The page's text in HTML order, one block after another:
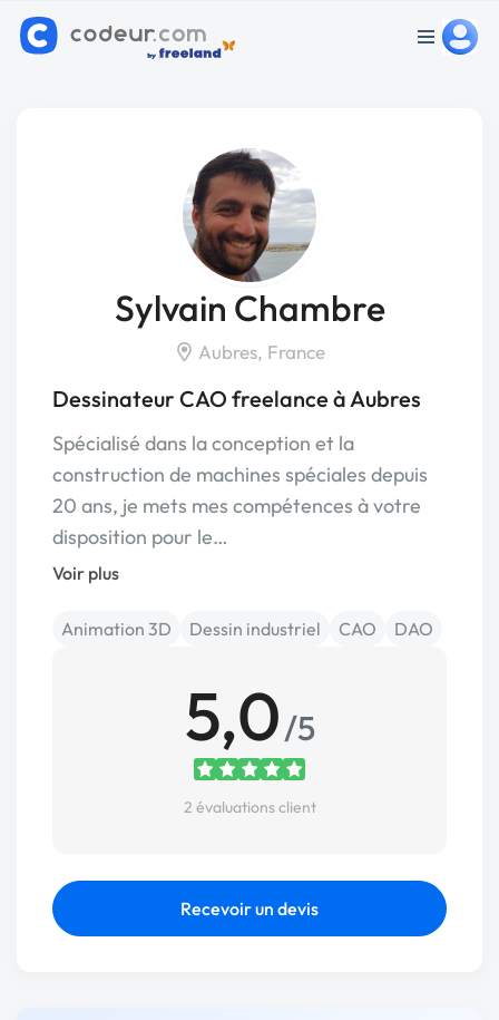
Sylvain Chambre
Aubres, France
Dessinateur CAO freelance à Aubres
Spécialisé dans la conception et la
construction de machines spéciales depuis
20 ans, je mets mes compétences à votre
disposition pour le…
Voir plus
Animation 3D Dessin industriel CAO DAO
5,0/5
2 évaluations client
Recevoir un devis